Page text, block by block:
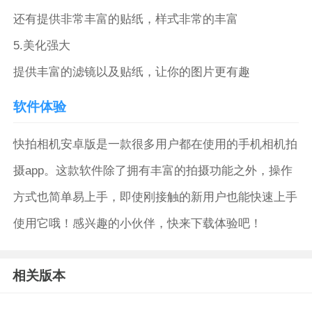
还有提供非常丰富的贴纸，样式非常的丰富
5.美化强大
提供丰富的滤镜以及贴纸，让你的图片更有趣
软件体验
快拍相机安卓版是一款很多用户都在使用的手机相机拍
摄app。这款软件除了拥有丰富的拍摄功能之外，操作
方式也简单易上手，即使刚接触的新用户也能快速上手
使用它哦！感兴趣的小伙伴，快来下载体验吧！
相关版本